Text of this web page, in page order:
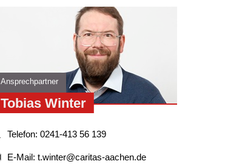
Ansprechpartner
Tobias Winter
Telefon: 0241-413 56 139
E-Mail: t.winter@caritas-aachen.de